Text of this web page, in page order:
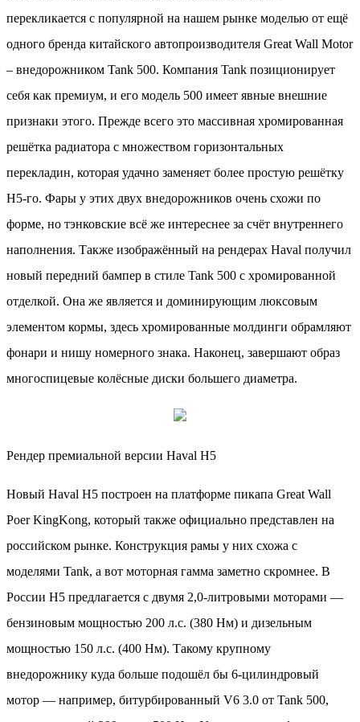
перекликается с популярной на нашем рынке моделью от ещё
одного бренда китайского автопроизводителя Great Wall Motor
– внедорожником Tank 500. Компания Tank позиционирует
себя как премиум, и его модель 500 имеет явные внешние
признаки этого. Прежде всего это массивная хромированная
решётка радиатора с множеством горизонтальных
перекладин, которая удачно заменяет более простую решётку
Н5-го. Фары у этих двух внедорожников очень схожи по
форме, но тэнковские всё же интереснее за счёт внутреннего
наполнения. Также изображённый на рендерах Haval получил
новый передний бампер в стиле Tank 500 с хромированной
отделкой. Она же является и доминирующим люксовым
элементом кормы, здесь хромированные молдинги обрамляют
фонари и нишу номерного знака. Наконец, завершают образ
многоспицевые колёсные диски большего диаметра.
Рендер премиальной версии Haval H5
Новый Haval H5 построен на платформе пикапа Great Wall
Poer KingKong, который также официально представлен на
российском рынке. Конструкция рамы у них схожа с
моделями Tank, а вот моторная гамма заметно скромнее. В
России Н5 предлагается с двумя 2,0-литровыми моторами —
бензиновым мощностью 200 л.с. (380 Нм) и дизельным
мощностью 150 л.с. (400 Нм). Такому крупному
внедорожнику куда больше подошёл бы 6-цилиндровый
мотор — например, битурбированный V6 3.0 от Tank 500,